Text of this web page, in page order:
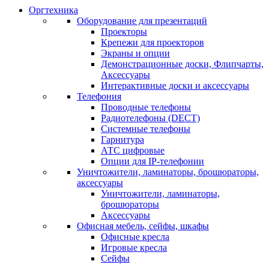
Оргтехника
Оборудование для презентаций
Проекторы
Крепежи для проекторов
Экраны и опции
Демонстрационные доски, Флипчарты,
Аксессуары
Интерактивные доски и аксессуары
Телефония
Проводные телефоны
Радиотелефоны (DECT)
Системные телефоны
Гарнитура
АТС цифровые
Опции для IP-телефонии
Уничтожители, ламинаторы, брошюраторы,
аксессуары
Уничтожители, ламинаторы,
брошюраторы
Аксессуары
Офисная мебель, сейфы, шкафы
Офисные кресла
Игровые кресла
Сейфы